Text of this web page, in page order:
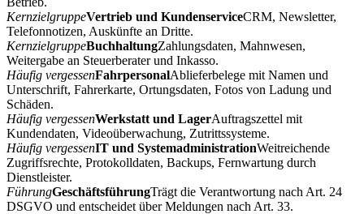
KernzielgruppeVertrieb und KundenserviceCRM, Newsletter,
Telefonnotizen, Auskünfte an Dritte.
KernzielgruppeBuchhaltungZahlungsdaten, Mahnwesen,
Weitergabe an Steuerberater und Inkasso.
Häufig vergessenFahrpersonalAblieferbelege mit Namen und
Unterschrift, Fahrerkarte, Ortungsdaten, Fotos von Ladung und
Schäden.
Häufig vergessenWerkstatt und LagerAuftragszettel mit
Kundendaten, Videoüberwachung, Zutrittssysteme.
Häufig vergessenIT und SystemadministrationWeitreichende
Zugriffsrechte, Protokolldaten, Backups, Fernwartung durch
Dienstleister.
FührungGeschäftsführungTrägt die Verantwortung nach Art. 24
DSGVO und entscheidet über Meldungen nach Art. 33.